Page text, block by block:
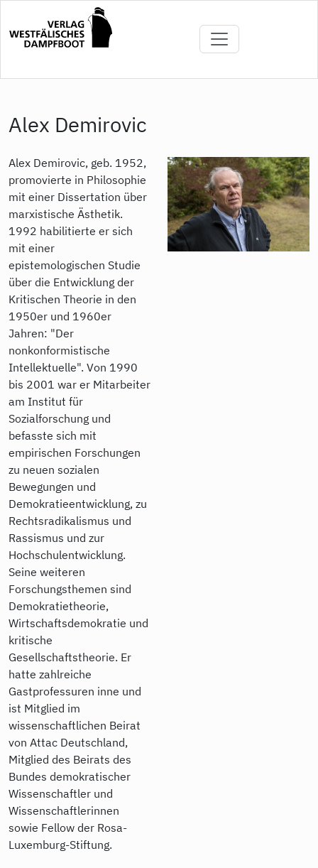
Inhalt
Alex Demirovic
Alex Demirovic, geb. 1952,
promovierte in Philosophie
mit einer Dissertation über
marxistische Ästhetik.
1992 habilitierte er sich
mit einer
epistemologischen Studie
über die Entwicklung der
Kritischen Theorie in den
1950er und 1960er
Jahren: "Der
nonkonformistische
Intellektuelle". Von 1990
bis 2001 war er Mitarbeiter
am Institut für
Sozialforschung und
befasste sich mit
empirischen Forschungen
zu neuen sozialen
Bewegungen und
Demokratieentwicklung, zu
Rechtsradikalismus und
Rassismus und zur
Hochschulentwicklung.
Seine weiteren
Forschungsthemen sind
Demokratietheorie,
Wirtschaftsdemokratie und
kritische
Gesellschaftstheorie. Er
hatte zahlreiche
Gastprofessuren inne und
ist Mitglied im
wissenschaftlichen Beirat
von Attac Deutschland,
Mitglied des Beirats des
Bundes demokratischer
Wissenschaftler und
Wissenschaftlerinnen
sowie Fellow der Rosa-
Luxemburg-Stiftung.